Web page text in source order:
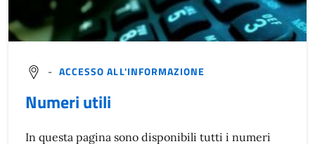
- ACCESSO ALL'INFORMAZIONE
Numeri utili
In questa pagina sono disponibili tutti i numeri